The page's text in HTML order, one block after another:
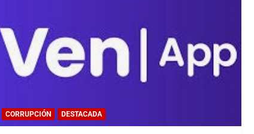
CORRUPCIÓN DESTACADA